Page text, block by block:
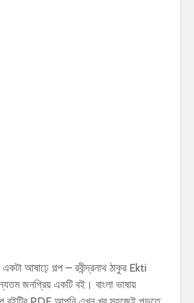
আষাঢ়ে গল্প – রবীন্দ্রনাথ ঠাকুর Ekti
জনপ্রিয় একটি বই। বাংলা ভাষায়